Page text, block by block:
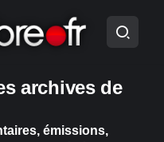
archives de
émissions,